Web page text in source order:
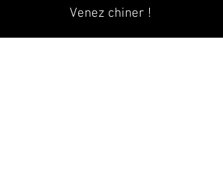
Venez chiner !